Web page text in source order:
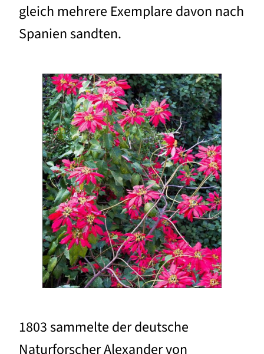
gleich mehrere Exemplare davon nach
Spanien sandten.
1803 sammelte der deutsche
Naturforscher Alexander von